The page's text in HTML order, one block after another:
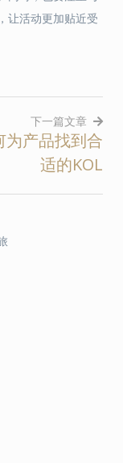
让活动更加贴近受
下一篇文章
为产品找到合
适的KOL